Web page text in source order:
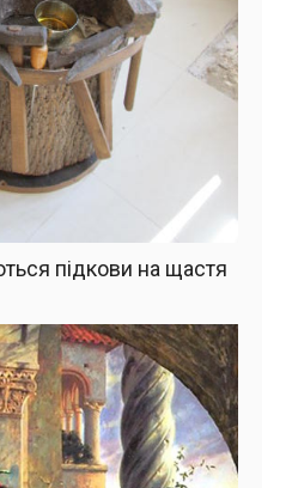
підкови на щастя